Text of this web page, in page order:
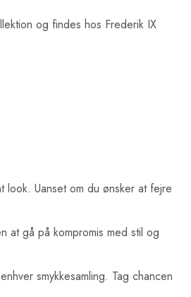
og findes hos Frederik IX
Uanset om du ønsker at fejre
gå på kompromis med stil og
smykkesamling. Tag chancen